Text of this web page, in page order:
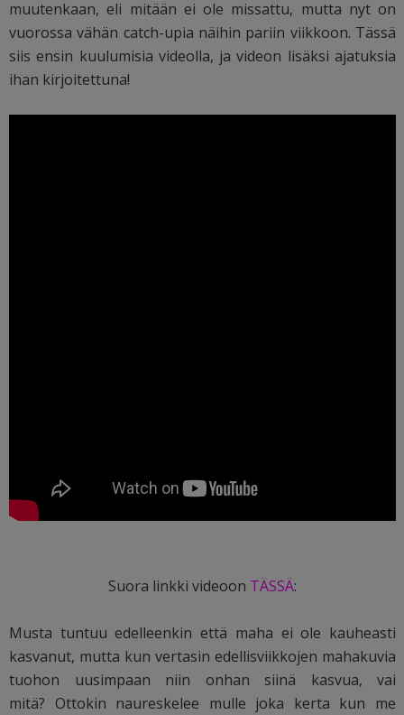
muutenkaan, eli mitään ei ole missattu, mutta nyt on
vuorossa vähän catch-upia näihin pariin viikkoon. Tässä
siis ensin kuulumisia videolla, ja videon lisäksi ajatuksia
ihan kirjoitettuna!
Suora linkki videoon TÄSSÄ:
Musta tuntuu edelleenkin että maha ei ole kauheasti
kasvanut, mutta kun vertasin edellisviikkojen mahakuvia
tuohon uusimpaan niin onhan siinä kasvua, vai
mitä? Ottokin naureskelee mulle joka kerta kun me